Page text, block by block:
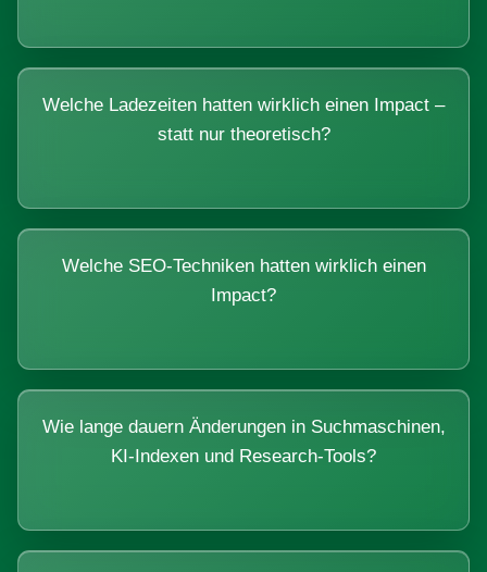
Welche Ladezeiten hatten wirklich einen Impact –
statt nur theoretisch?
Welche SEO-Techniken hatten wirklich einen
Impact?
Wie lange dauern Änderungen in Suchmaschinen,
KI-Indexen und Research-Tools?